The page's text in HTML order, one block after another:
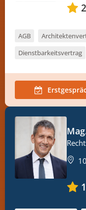
2
AGB
Dienstbarkeitsvertrag